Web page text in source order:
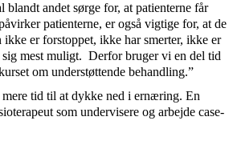
andet sørge for, at patienterne får
patienterne, er også vigtige for, at de
er forstoppet, ikke har smerter, ikke er
mest muligt. Derfor bruger vi en del tid
om understøttende behandling.”
tid til at dykke ned i ernæring. En
som undervisere og arbejde case-